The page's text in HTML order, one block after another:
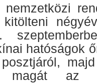
hatóságok
magát az